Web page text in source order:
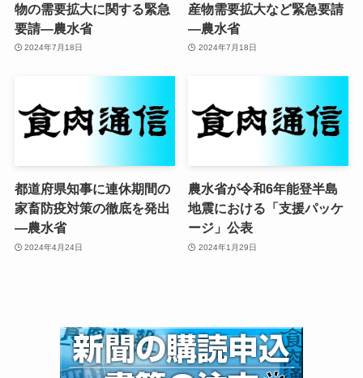
物の需要拡大に関する緊急
要請—農水省
2024年7月18日
産物需要拡大など緊急要請
—農水省
2024年7月18日
都道府県知事に連休期間の
家畜防疫対策の徹底を発出
—農水省
2024年4月24日
農水省が令和6年能登半島
地震における「支援パッケ
ージ」公表
2024年1月29日